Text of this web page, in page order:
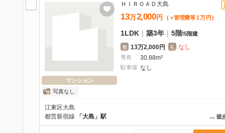
マンション
写真なし
ＨＩＲＯＡＤ大島
13万2,000 円 (＋管理費等 1万 円 )
1LDK | 築3年 | 5階/5階建
敷 13万2,000円 礼 なし
専有 30.88m²
駐車場 なし
江東区大島
… 徒
都営新宿線 「大島」駅